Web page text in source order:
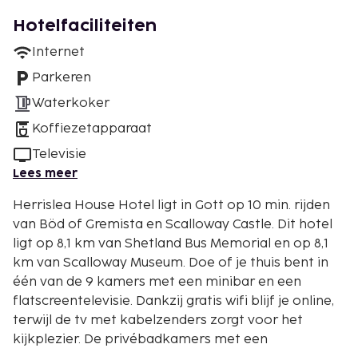
Hotelfaciliteiten
Internet
Parkeren
Waterkoker
Koffiezetapparaat
Televisie
Lees meer
Herrislea House Hotel ligt in Gott op 10 min. rijden
van Böd of Gremista en Scalloway Castle. Dit hotel
ligt op 8,1 km van Shetland Bus Memorial en op 8,1
km van Scalloway Museum. Doe of je thuis bent in
één van de 9 kamers met een minibar en een
flatscreentelevisie. Dankzij gratis wifi blijf je online,
terwijl de tv met kabelzenders zorgt voor het
kijkplezier. De privébadkamers met een